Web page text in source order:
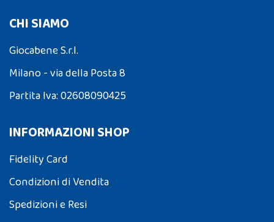
CHI SIAMO
Giocabene S.r.l.
Milano - via della Posta 8
Partita Iva: 02608090425
INFORMAZIONI SHOP
Fidelity Card
Condizioni di Vendita
Spedizioni e Resi